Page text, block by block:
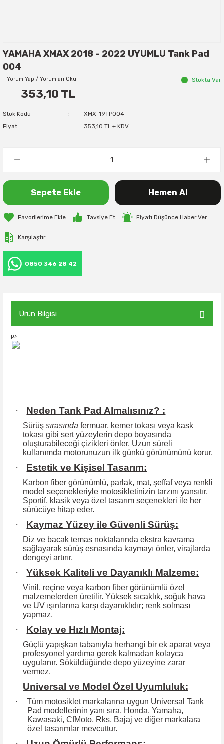
YAMAHA XMAX 2018 - 2022 UYUMLU Tank Pad
004
Yorum Yap / Yorumları Oku Stokta Var
353,10 TL
Stok Kodu
XMX-19TP004
Fiyat
353,10 TL + KDV
Sepete Ekle Hemen Al
Tavsiye Et Fiyatı Düşünce Haber Ver
Karşılaştır
0850 346 28 42
Ürün Bilgisi
p>
· Neden Tank Pad Almalısınız? :
Sürüş sırasında fermuar, kemer tokası veya kask
tokası gibi sert yüzeylerin depo boyasında
oluşturabileceği çizikleri önler. Uzun süreli
kullanımda motorunuzun ilk günkü görünümünü korur.
· Estetik ve Kişisel Tasarım:
Karbon fiber görünümlü, parlak, mat, şeffaf veya renkli
model seçenekleriyle motosikletinizin tarzını yansıtır.
Sportif, klasik veya özel tasarım seçenekleri ile her
sürücüye hitap eder.
· Kaymaz Yüzey ile Güvenli Sürüş:
Diz ve bacak temas noktalarında ekstra kavrama
sağlayarak sürüş esnasında kaymayı önler, virajlarda
dengeyi artırır.
· Yüksek Kaliteli ve Dayanıklı Malzeme:
Vinil, reçine veya karbon fiber görünümlü özel
malzemelerden üretilir. Yüksek sıcaklık, soğuk hava
ve UV ışınlarına karşı dayanıklıdır; renk solması
yapmaz.
· Kolay ve Hızlı Montaj:
Güçlü yapışkan tabanıyla herhangi bir ek aparat veya
profesyonel yardıma gerek kalmadan kolayca
uygulanır. Söküldüğünde depo yüzeyine zarar
vermez.
Universal ve Model Özel Uyumluluk:
·
Tüm motosiklet markalarına uygun Universal Tank
Pad modellerinin yanı sıra, Honda, Yamaha,
Kawasaki, CfMoto, Rks, Bajaj ve diğer markalara
özel tasarımlar mevcuttur.